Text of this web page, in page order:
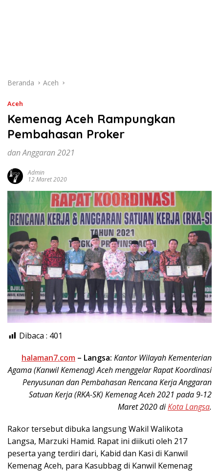
Beranda Aceh
Aceh
Kemenag Aceh Rampungkan
Pembahasan Proker
dan Anggaran 2021
Admin
12 Maret 2020
Dibaca : 401
halaman7.com – Langsa: Kantor Wilayah Kementerian
Agama (Kanwil Kemenag) Aceh menggelar Rapat Koordinasi
Penyusunan dan Pembahasan Rencana Kerja Anggaran
Satuan Kerja (RKA-SK) Kemenag Aceh 2021 pada 9-12
Maret 2020 diKota Langsa.
Rakor tersebut dibuka langsung Wakil Walikota
Langsa, Marzuki Hamid. Rapat ini diikuti oleh 217
peserta yang terdiri dari, Kabid dan Kasi di Kanwil
Kemenag Aceh, para Kasubbag di Kanwil Kemenag